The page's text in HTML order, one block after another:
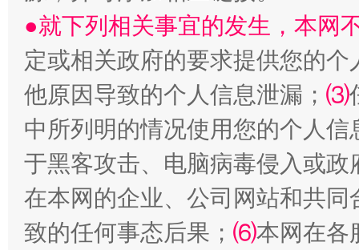
全民健身五年计划来了！等你上场
●就下列相关事宜的发生，本网
定或相关政府的要求提供您的个
他原因导致的个人信息泄漏； ⑶
中所列明的情况使用您的个人
于黑客攻击、电脑病毒侵入或
在本网的企业、公司网站和共
致的任何事态后果； ⑹本网在各